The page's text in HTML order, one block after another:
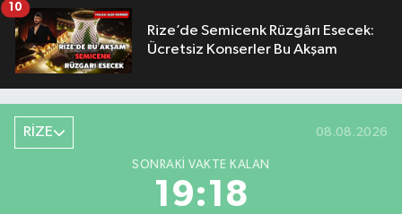
Rize’de Semicenk Rüzgârı Esecek:
Ücretsiz Konserler Bu Akşam
10
RİZE 08.08.2026
SONRAKI VAKTE KALAN
19:17